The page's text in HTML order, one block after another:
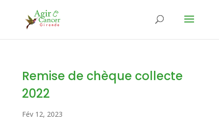
Remise de chèque collecte
2022
Fév 12, 2023